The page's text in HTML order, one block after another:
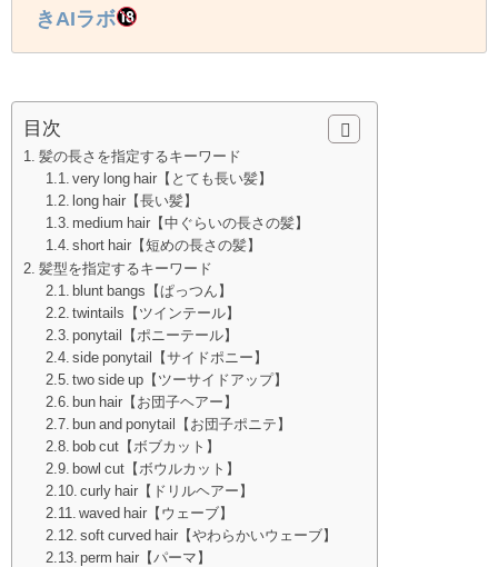
きAIラボ
目次
髪の長さを指定するキーワード
very long hair【とても長い髪】
long hair【長い髪】
medium hair【中ぐらいの長さの髪】
short hair【短めの長さの髪】
髪型を指定するキーワード
blunt bangs【ぱっつん】
twintails【ツインテール】
ponytail【ポニーテール】
side ponytail【サイドポニー】
two side up【ツーサイドアップ】
bun hair【お団子ヘアー】
bun and ponytail【お団子ポニテ】
bob cut【ボブカット】
bowl cut【ボウルカット】
curly hair【ドリルヘアー】
waved hair【ウェーブ】
soft curved hair【やわらかいウェーブ】
perm hair【パーマ】